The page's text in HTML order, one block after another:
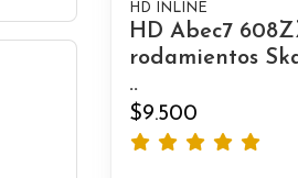
HD INLINE
HD Abec7
rodamientos
..
$9.500